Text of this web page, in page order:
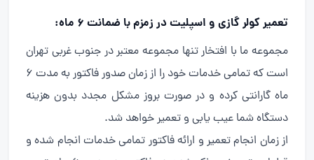
تعمیر کولر گازی و اسپلیت در زمزم با ضمانت 6 ماه:
مجموعه ما با افتخار تنها مجموعه معتبر در جنوب غربی تهران
است که تمامی خدمات خود را از زمان صدور فاکتور به مدت 6
ماه گارانتی کرده و در صورت بروز مشکل مجدد بدون هزینه
دستگاه شما عیب یابی و تعمیر خواهد شد.
از زمان انجام تعمیر و ارائه فاکتور تمامی خدمات انجام شده و